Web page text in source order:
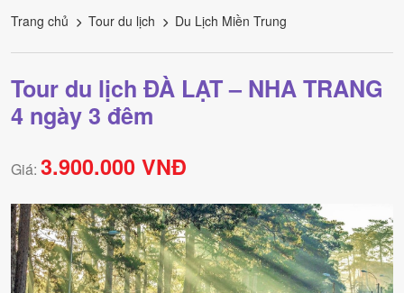
Tourism
Trang chủ Tour du lịch Du Lịch Miền Trung
Tour du lịch ĐÀ LẠT – NHA TRANG
4 ngày 3 đêm
Giá: 3.900.000 VNĐ